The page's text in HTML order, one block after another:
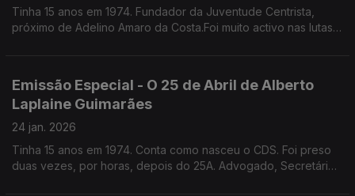
Tinha 15 anos em 1974. Fundador da Juventude Centrista,
próximo de Adelino Amaro da Costa.Foi muito activo nas lutas
Emissão Especial - O 25 de Abril de Alberto
Laplaine Guimarães
24 jan. 2026
Tinha 15 anos em 1974. Conta como nasceu o CDS. Foi preso
duas vezes, por horas, depois do 25A. Advogado, Secretário